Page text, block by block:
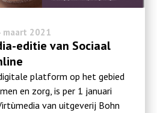
maart 2021
editie van Sociaal
platform op het gebied
en zorg, is per 1 januari
van uitgeverij Bohn